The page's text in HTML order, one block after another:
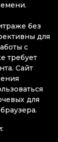
без
для
с
требует
Сайт
для